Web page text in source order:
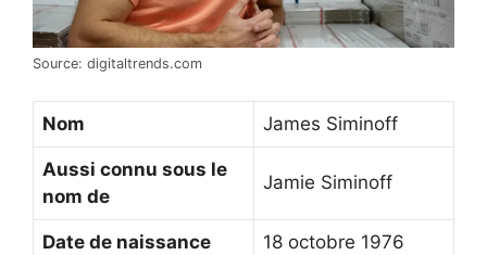
Source: digitaltrends.com
Nom James Siminoff
Aussi connu sous le
nom de
Jamie Siminoff
Date de naissance 18 octobre 1976